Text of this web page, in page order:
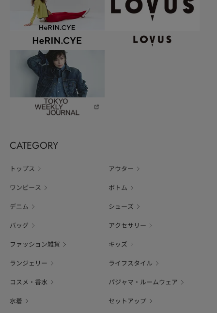
CATEGORY
トップス アウター
ワンピース ボトム
デニム シューズ
バッグ アクセサリー
ファッション雑貨 キッズ
ランジェリー ライフスタイル
コスメ・香水 パジャマ・ルームウェア
水着 セットアップ